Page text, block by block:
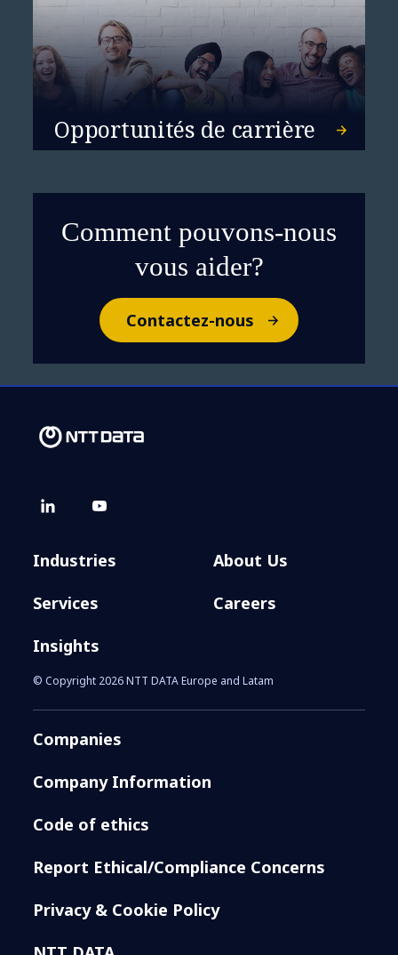
Opportunités de carrière
Comment pouvons-nous
vous aider?
Contactez-nous
Industries
Services
Insights
About Us
Careers
© Copyright 2026 NTT DATA Europe and Latam
Companies
Company Information
Code of ethics
Report Ethical/Compliance Concerns
Privacy & Cookie Policy